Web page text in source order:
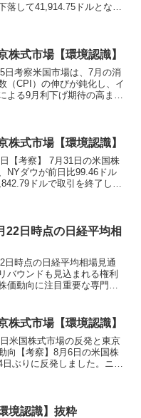
落して41,914.75ドルとな
株式市場【環境認識】
日考察米国市場は、7月の消
（CPI）の伸びが鈍化し、イ
よる9月利下げ期待の高まり
株式市場【環境認識】
【考察】 7月31日の米国株
NYダウが前日比99.46ドル
ドルで取引を終了しま
22日時点の日経平均相
日時点の日経平均相場見通
バウンドも見込まれる権利
価動向に注目重要な専門用
政策金利見通し資産運用特
家...
株式市場【環境認識】
米国株式市場の反発と東京
向【考察】8月6日の米国株
ぶりに反発しました。ニュ
境認識】抜粋